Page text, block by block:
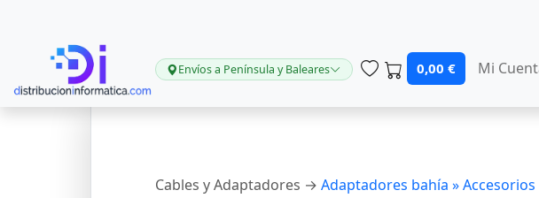
Envíos a Península y Baleares 0,00 € Mi
Cables y Adaptadores → Adaptadores bahía »